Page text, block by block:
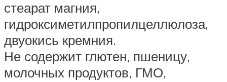
стеарат магния,
гидроксиметилпропилцеллюлоза,
двуокись кремния.
Не содержит глютен, пшеницу,
молочных продуктов, ГМО,